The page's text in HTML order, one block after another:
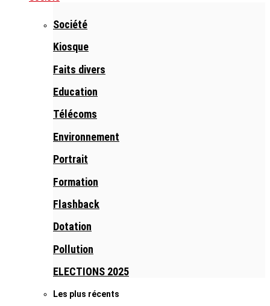
Société
Kiosque
Faits divers
Education
Télécoms
Environnement
Portrait
Formation
Flashback
Dotation
Pollution
ELECTIONS 2025
Les plus récents